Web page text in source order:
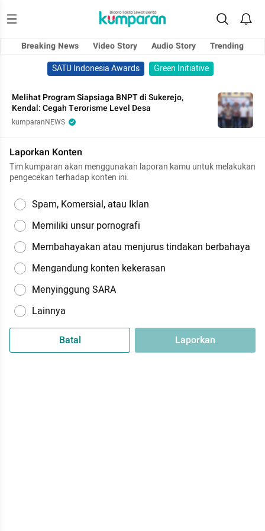
Breaking News Video Story Audio Story
Trending
SATU Indonesia Awards
Green Initiative
Melihat Program Siapsiaga BNPT di Sukerejo,
Kendal: Cegah Terorisme Level Desa
kumparanNEWS
Laporkan Konten
Tim kumparan akan menggunakan laporan kamu untuk melakukan
pengecekan terhadap konten ini.
Spam, Komersial, atau Iklan
Memiliki unsur pornografi
Membahayakan atau menjurus tindakan berbahaya
Mengandung konten kekerasan
Menyinggung SARA
Lainnya
Batal Laporkan